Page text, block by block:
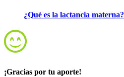
¿Qué es la lactancia materna?
¡Gracias por tu aporte!